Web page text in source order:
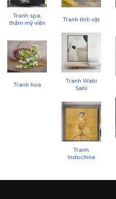
Tranh spa,
thẩm mỹ viện
Tranh tĩnh vật
Tranh hoa
Tranh Wabi
Sabi
Tranh
Indochine